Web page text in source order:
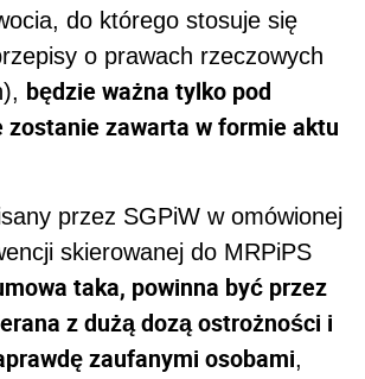
do którego stosuje się
o prawach rzeczowych
będzie ważna tylko pod
zostanie zawarta w formie aktu
przez SGPiW w omówionej
skierowanej do MRPiPS
taka, powinna być przez
z dużą dozą ostrożności i
zaufanymi osobami,